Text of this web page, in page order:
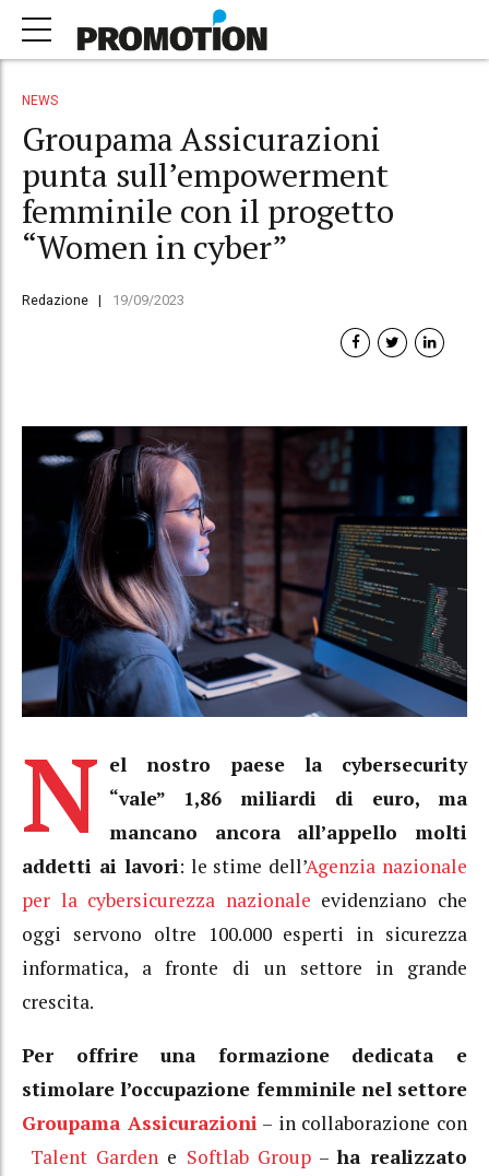
NEWS
Groupama Assicurazioni
punta sull’empowerment
femminile con il progetto
“Women in cyber”
Redazione 19/09/2023
N el nostro paese la cybersecurity
“vale” 1,86 miliardi di euro, ma
mancano ancora all’appello molti
addetti ai lavori: le stime dell’Agenzia nazionale
per la cybersicurezza nazionale evidenziano che
oggi servono oltre 100.000 esperti in sicurezza
informatica, a fronte di un settore in grande
crescita.
Per offrire una formazione dedicata e
stimolare l’occupazione femminile nel settore
Groupama Assicurazioni– in collaborazione con
Talent Garden e Softlab Group–ha realizzato